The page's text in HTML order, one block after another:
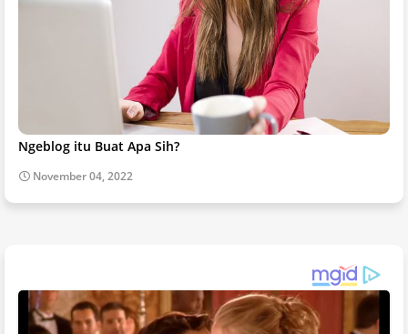
Ngeblog itu Buat Apa Sih?
November 04, 2022